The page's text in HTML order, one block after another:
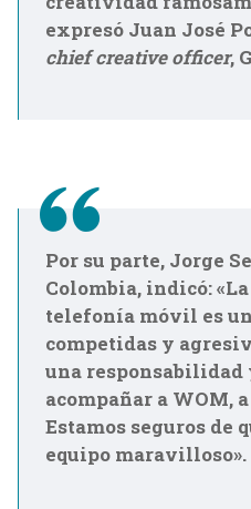
expresó Juan José
chief creative officer,
Por su parte, Jorge
Colombia, indicó:
telefonía móvil es
competidas y
una responsabilidad
acompañar a WOM,
Estamos seguros de
equipo maravilloso».